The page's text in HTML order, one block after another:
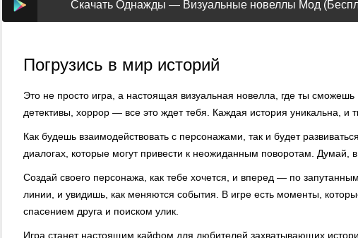
Скачать Однажды — Визуальные новеллы Мод
Погрузись в мир историй
Это не просто игра, а настоящая визуальная новелла, где ты сможешь
детективы, хоррор — все это ждет тебя. Каждая история уникальна, и
Как будешь взаимодействовать с персонажами, так и будет
диалогах, которые могут привести к неожиданным поворотам. Думай,
Создай своего персонажа, как тебе хочется, и вперед — по
линии, и увидишь, как меняются события. В игре есть моменты,
спасением друга и поиском улик.
Игра станет настоящим кайфом для любителей захватывающих